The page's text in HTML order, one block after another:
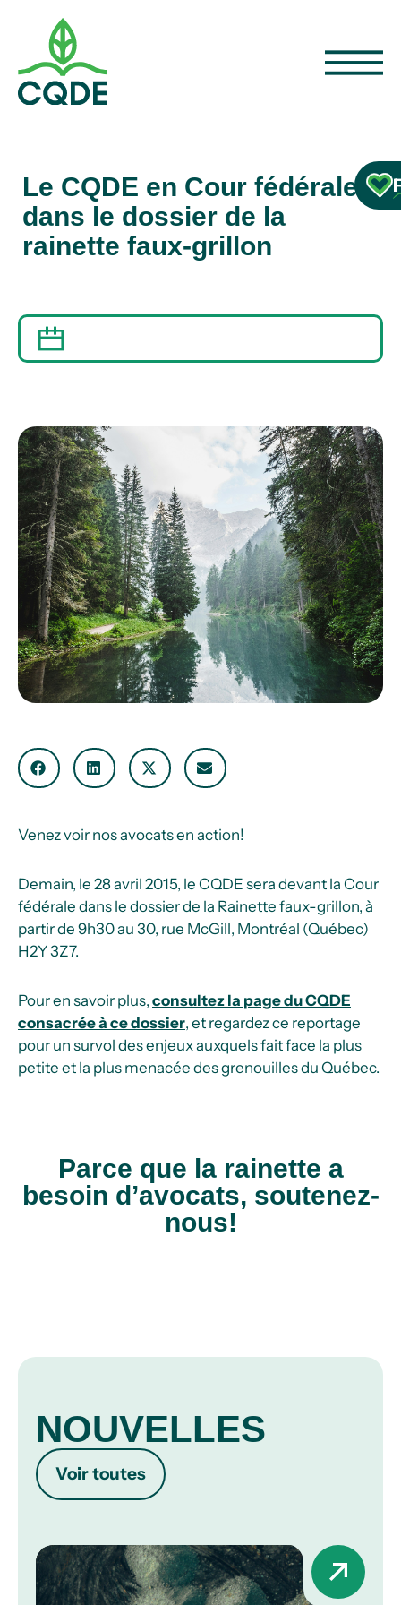
Le CQDE en Cour fédérale
dans le dossier de la
rainette faux-grillon
Venez voir nos avocats en action!
Demain, le 28 avril 2015, le CQDE sera devant la Cour
fédérale dans le dossier de la Rainette faux-grillon, à
partir de 9h30 au 30, rue McGill, Montréal (Québec)
H2Y 3Z7.
Pour en savoir plus, consultez la page du CQDE
consacrée à ce dossier, et regardez ce reportage
pour un survol des enjeux auxquels fait face la plus
petite et la plus menacée des grenouilles du Québec.
Parce que la rainette a
besoin d’avocats, soutenez-
nous!
NOUVELLES
Voir toutes